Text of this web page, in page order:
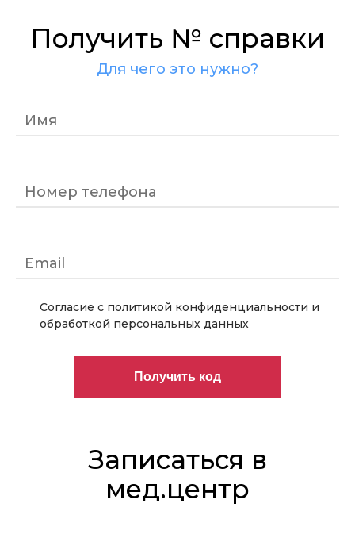
Получить № справки
Для чего это нужно?
Имя
Номер телефона
Email
Согласие с политикой конфиденциальности и
обработкой персональных данных
Записаться в
мед.центр